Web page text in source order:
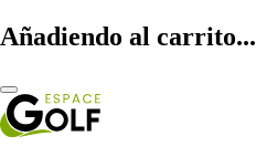
Añadiendo al carrito...